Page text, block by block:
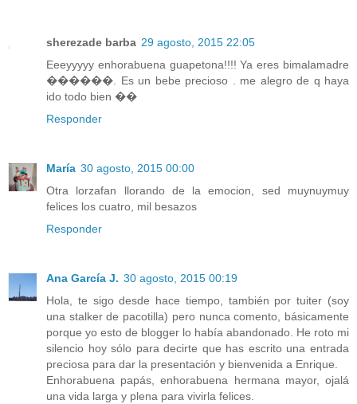
sherezade barba 29 agosto, 2015 22:05
Eeeyyyyy enhorabuena guapetona!!!! Ya eres bimalamadre
������. Es un bebe precioso . me alegro de q haya
ido todo bien ��
Responder
María 30 agosto, 2015 00:00
Otra lorzafan llorando de la emocion, sed muynuymuy
felices los cuatro, mil besazos
Responder
Ana García J. 30 agosto, 2015 00:19
Hola, te sigo desde hace tiempo, también por tuiter (soy
una stalker de pacotilla) pero nunca comento, básicamente
porque yo esto de blogger lo había abandonado. He roto mi
silencio hoy sólo para decirte que has escrito una entrada
preciosa para dar la presentación y bienvenida a Enrique.
Enhorabuena papás, enhorabuena hermana mayor, ojalá
una vida larga y plena para vivirla felices.